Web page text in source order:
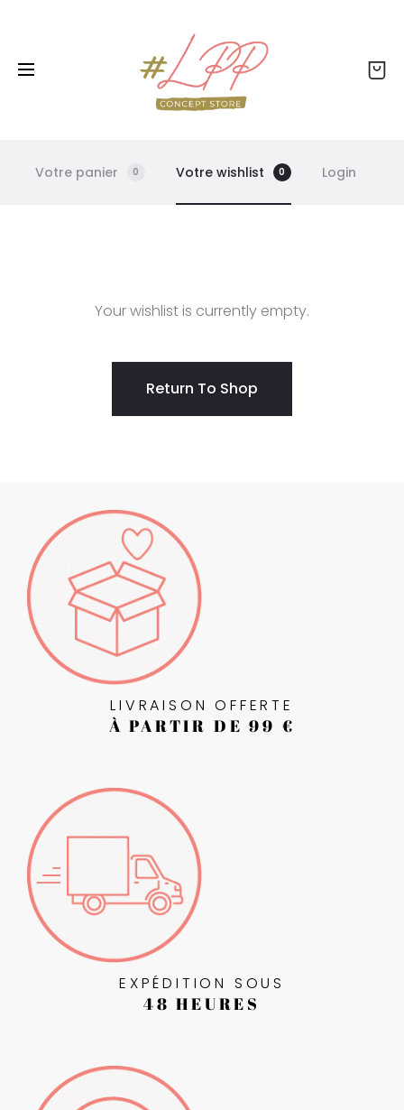
& collect gratuit
Votre panier 0 Votre wishlist 0 Login
s
t
Your wishlist is currently empty.
Return To Shop
LIVRAISON OFFERTE
À PARTIR DE 99 €
EXPÉDITION SOUS
48 HEURES